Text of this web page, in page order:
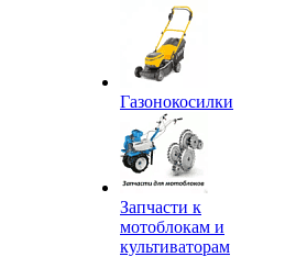
Газонокосилки
Запчасти к
мотоблокам и
культиваторам